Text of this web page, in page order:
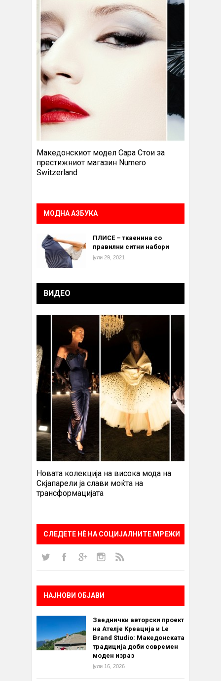
Македонскиот модел Сара Стои за
престижниот магазин Numero
Switzerland
МОДНА АЗБУКА
ПЛИСЕ – ткаенина со
правилни ситни набори
јули 29, 2021
ВИДЕО
Новата колекција на висока мода на
Скјапарели ја слави моќта на
трансформацијата
СЛЕДЕТЕ НÈ НА СОЦИЈАЛНИТЕ МРЕЖИ
НАЈНОВИ ОБЈАВИ
Заеднички авторски проект
на Ателје Креација и Le
Brand Studio: Македонската
традиција доби современ
моден израз
јули 16, 2026